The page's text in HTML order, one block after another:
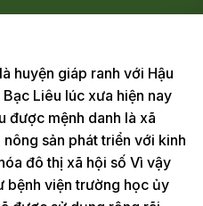
huyện giáp ranh với Hậu
Liêu lúc xưa hiện nay
được mệnh danh là xã
sản phát triển với kinh
đô thị xã hội số Vì vậy
bệnh viện trường học ủy